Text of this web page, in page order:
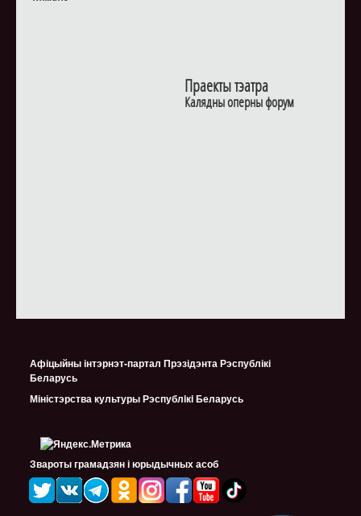
Праекты тэатра
Калядны оперны форум
Афіцыйны інтэрнэт-партал Прэзідэнта Рэспублікі
Беларусь
Міністэрства культуры Рэспублiкi Беларусь
Звароты грамадзян і юрыдычных асоб